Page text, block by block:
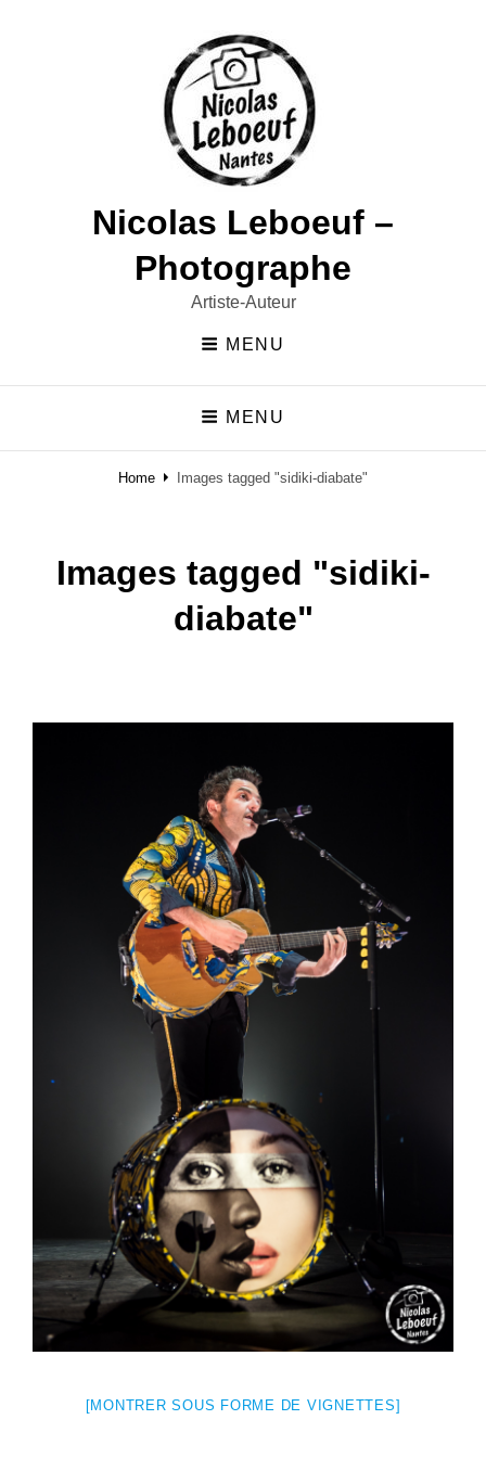
Nicolas Leboeuf –
Photographe
Artiste-Auteur
MENU
MENU
Home Images tagged "sidiki-diabate"
Images tagged "sidiki-
diabate"
[MONTRER SOUS FORME DE VIGNETTES]